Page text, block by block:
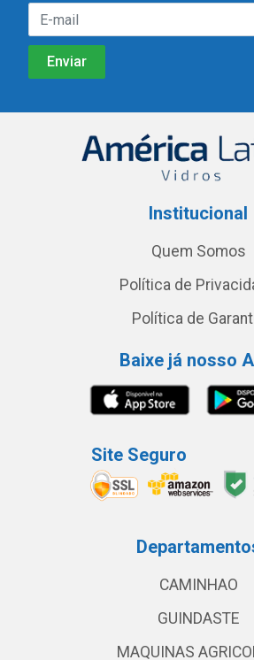
Institucional
Quem Somos
Política de
Política de
Baixe já nosso
Site Seguro
CAMINHAO
GUINDASTE
MAQUINAS